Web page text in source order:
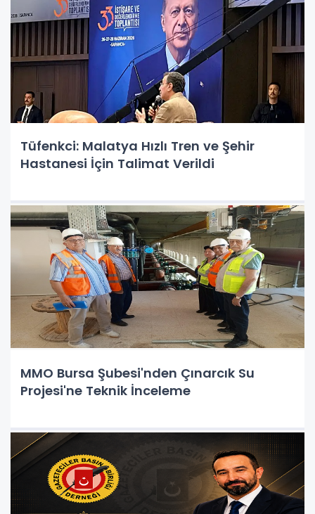
Tüfenkci: Malatya Hızlı Tren ve Şehir
Hastanesi İçin Talimat Verildi
MMO Bursa Şubesi'nden Çınarcık Su
Projesi'ne Teknik İnceleme